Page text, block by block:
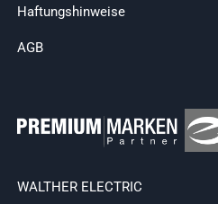
Haftungshinweise
AGB
WALTHER ELECTRIC